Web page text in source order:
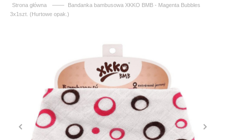
Strona główna ——
Bandanka bambusowa XKKO BMB - Magenta Bubbles
3x1szt. (Hurtowe opak.)